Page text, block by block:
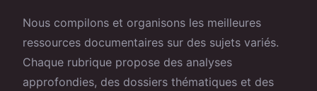
Nous compilons et organisons les meilleures
ressources documentaires sur des sujets variés.
Chaque rubrique propose des analyses
approfondies, des dossiers thématiques et des